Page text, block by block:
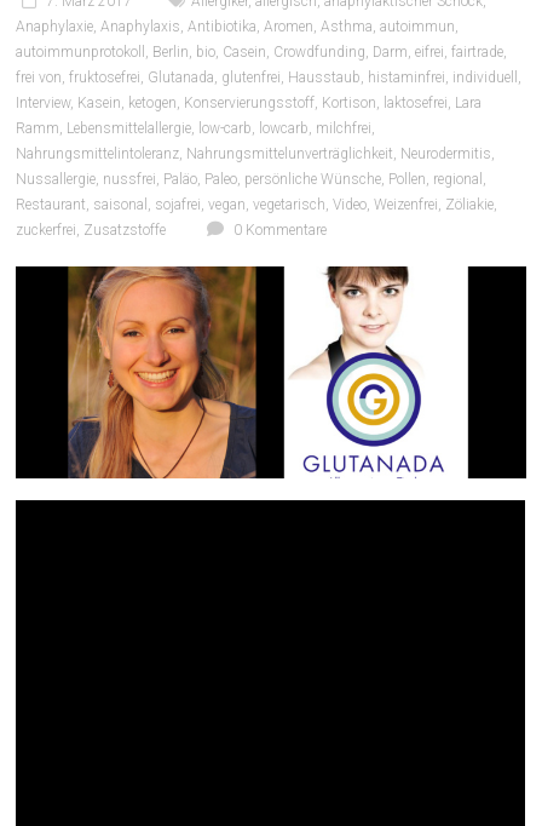
Anaphylaxie,Anaphylaxis,Antibiotika,Aromen,Asthma,autoimmun,
autoimmunprotokoll , Berlin, bio, Casein, Crowdfunding, Darm,eifrei,fairtrade,
frei von,fruktosefrei, Glutanada, glutenfrei, Hausstaub, histaminfrei, individuell ,
Interview, Kasein, ketogen, Konservierungsstoff, Kortison, laktosefrei, Lara
Ramm, Lebensmittelallergie, low-carb, lowcarb, milchfrei,
Nahrungsmittelintoleranz, Nahrungsmittelunverträglichkeit, Neurodermitis,
Nussallergie, nussfrei, Paläo, Paleo, persönliche Wünsche, Pollen, regional ,
Restaurant, saisonal , sojafrei,vegan,vegetarisch,Video,Weizenfrei, Zöliakie,
zuckerfrei, Zusatzstoffe 0 Kommentare